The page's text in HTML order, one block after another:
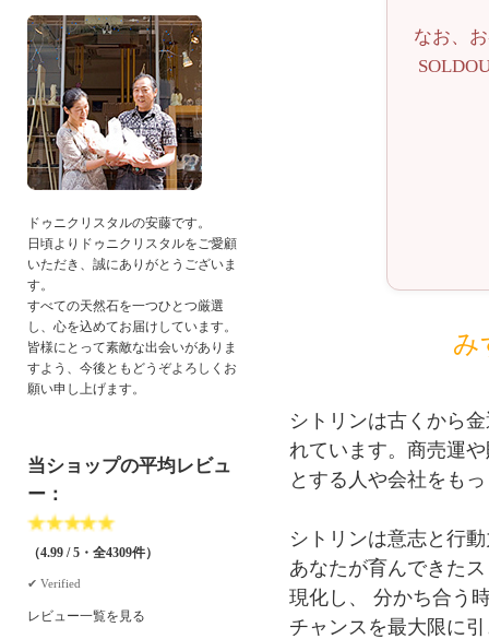
なお、
み
シトリンは古くから
れています。商売運
とする人や会社をも
シトリンは意志と行
あなたが育んできた
現化し、 分かち合う
チャンスを最大限に
ドゥニクリスタルの安藤です。
日頃よりドゥニクリスタルをご愛顧
いただき、誠にありがとうございま
す。
すべての天然石を一つひとつ厳選
し、心を込めてお届けしています。
皆様にとって素敵な出会いがありま
すよう、今後ともどうぞよろしくお
願い申し上げます。
当ショップの平均レビュ
ー：
★★★★★
（4.99 / 5・全4309件）
✔︎ Verified
レビュー一覧を見る